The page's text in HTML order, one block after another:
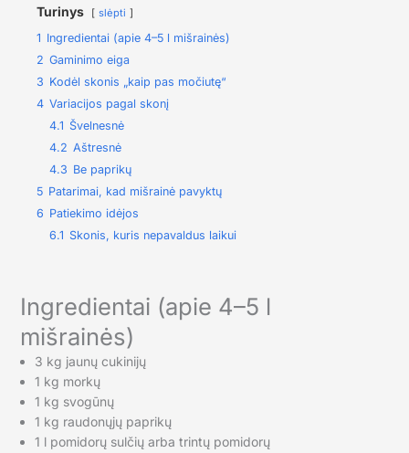
Turinys slėpti
1 Ingredientai (apie 4–5 l mišrainės)
2 Gaminimo eiga
3 Kodėl skonis „kaip pas močiutę“
4 Variacijos pagal skonį
4.1 Švelnesnė
4.2 Aštresnė
4.3 Be paprikų
5 Patarimai, kad mišrainė pavyktų
6 Patiekimo idėjos
6.1 Skonis, kuris nepavaldus laikui
Ingredientai (apie 4–5 l
mišrainės)
3 kg jaunų cukinijų
1 kg morkų
1 kg svogūnų
1 kg raudonųjų paprikų
1 l pomidorų sulčių arba trintų pomidorų